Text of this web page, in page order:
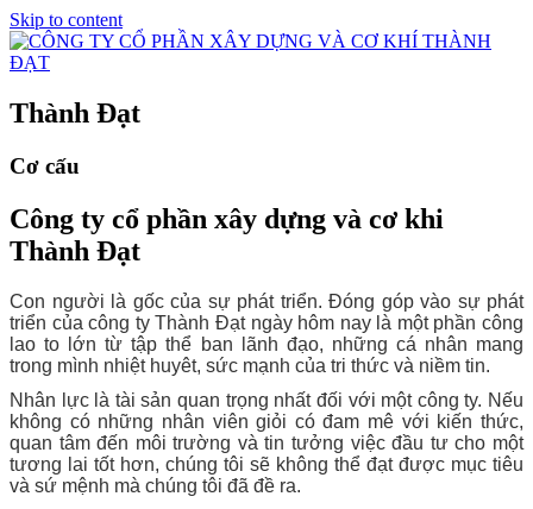
Skip to content
Thành Đạt
Cơ cấu
Công ty cổ phần xây dựng và cơ khi
Thành Đạt
Con người là gốc của sự phát triển. Đóng góp vào sự phát
triển của công ty Thành Đạt ngày hôm nay là một phần công
lao to lớn từ tập thể ban lãnh đạo, những cá nhân mang
trong mình nhiệt huyêt, sức mạnh của tri thức và niềm tin.
Nhân lực là tài sản quan trọng nhất đối với một công ty. Nếu
không có những nhân viên giỏi có đam mê với kiến thức,
quan tâm đến môi trường và tin tưởng việc đầu tư cho một
tương lai tốt hơn, chúng tôi sẽ không thể đạt được mục tiêu
và sứ mệnh mà chúng tôi đã đề ra.